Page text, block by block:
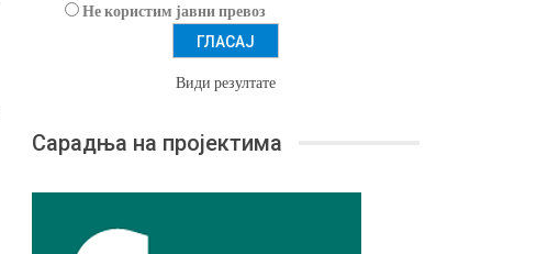
Не користим јавни превоз
Види резултате
Сарадња на пројектима